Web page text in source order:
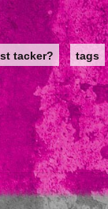
tacker? tags